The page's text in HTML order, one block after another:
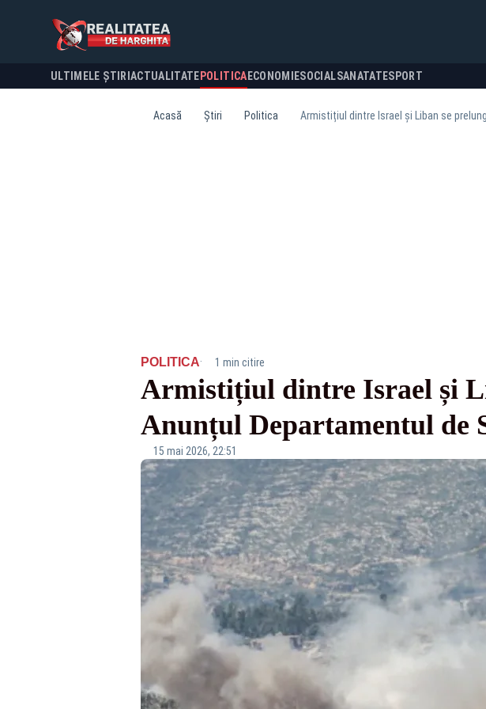
ULTIMELE ȘTIRI ACTUALITATE POLITICA ECONOMIESOCIALSANATATESPORT
Acasă Știri Politica Armistițiul dintre Israel și Liban se
POLITICA· 1 min citire
Armistițiul dintre Israel și
Anunțul Departamentul de
15 mai 2026, 22:51